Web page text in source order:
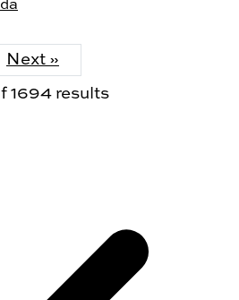
Next »
1694 results